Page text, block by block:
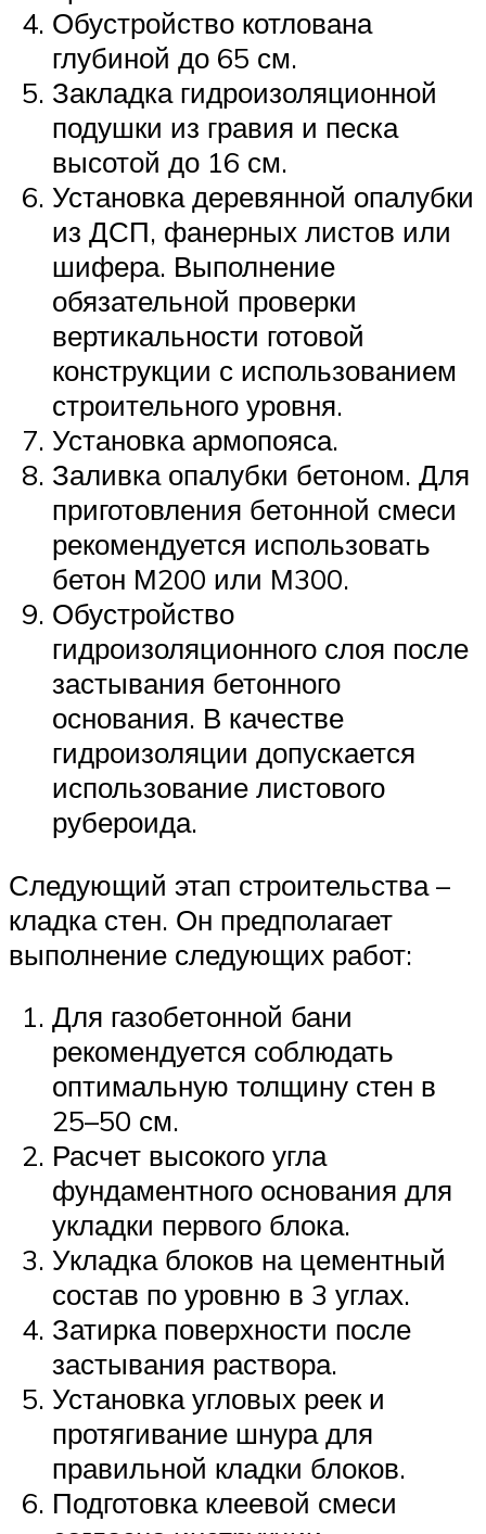
Обустройство котлована
глубиной до 65 см.
Закладка гидроизоляционной
подушки из гравия и песка
высотой до 16 см.
Установка деревянной опалубки
из ДСП, фанерных листов или
шифера. Выполнение
обязательной проверки
вертикальности готовой
конструкции с использованием
строительного уровня.
Установка армопояса.
Заливка опалубки бетоном. Для
приготовления бетонной смеси
рекомендуется использовать
бетон М200 или М300.
Обустройство
гидроизоляционного слоя после
застывания бетонного
основания. В качестве
гидроизоляции допускается
использование листового
рубероида.
Следующий этап строительства –
кладка стен. Он предполагает
выполнение следующих работ:
Для газобетонной бани
рекомендуется соблюдать
оптимальную толщину стен в
25–50 см.
Расчет высокого угла
фундаментного основания для
укладки первого блока.
Укладка блоков на цементный
состав по уровню в 3 углах.
Затирка поверхности после
застывания раствора.
Установка угловых реек и
протягивание шнура для
правильной кладки блоков.
Подготовка клеевой смеси